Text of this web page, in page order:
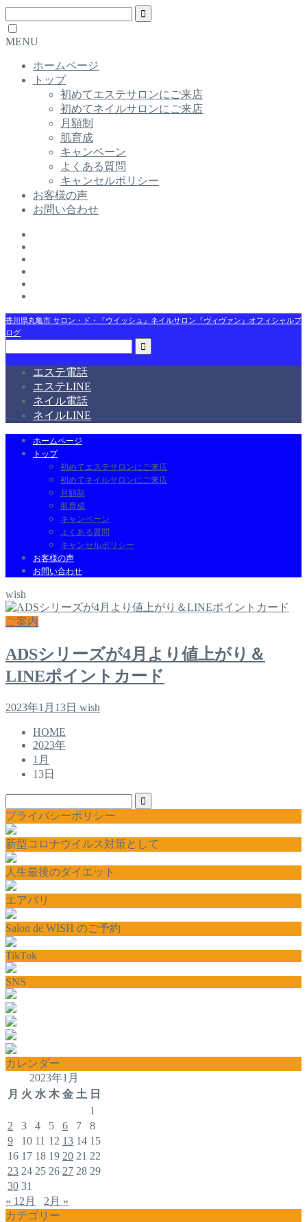
MENU
ホームページ
トップ
初めてエステサロンにご来店
初めてネイルサロンにご来店
月額制
肌育成
キャンペーン
よくある質問
キャンセルポリシー
お客様の声
お問い合わせ
香川県丸亀市 サロン・ド・『ウイッシュ』ネイルサロン『ヴィヴァン』オフィシャルブ
ログ
エステ電話
エステLINE
ネイル電話
ネイルLINE
ホームページ
トップ
初めてエステサロンにご来店
初めてネイルサロンにご来店
月額制
肌育成
キャンペーン
よくある質問
キャンセルポリシー
お客様の声
お問い合わせ
wish
ご案内
ADSシリーズが4月より値上がり＆
LINEポイントカード
2023年1月13日 wish
HOME
2023年
1月
13日
プライバシーポリシー
新型コロナウイルス対策として
人生最後のダイエット
エアバリ
Salon de WISH のご予約
TikTok
SNS
カレンダー
2023年1月
月 火 水 木 金 土 日
1
2
3 4 5 6 7
8
9
10 11 12 13 14 15
16 17 18 19 20 21 22
23 24 25 26 27 28 29
30 31
« 12月
2月 »
カテゴリー